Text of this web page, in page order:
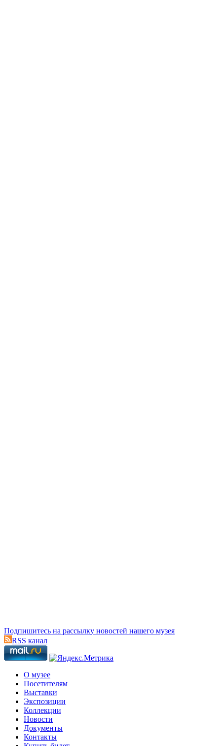
Подпишитесь на рассылку новостей нашего музея
RSS канал
О музее
Посетителям
Выставки
Экспозиции
Коллекции
Новости
Документы
Контакты